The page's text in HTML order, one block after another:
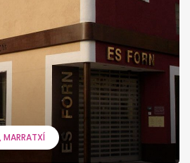
MARRATXÍ